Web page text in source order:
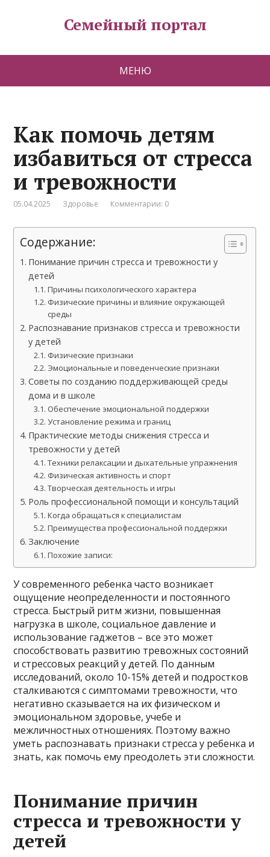
Семейный портал
МЕНЮ
Как помочь детям
избавиться от стресса
и тревожности
05.04.2025 Здоровье Комментарии: 0
Содержание:
Понимание причин стресса и тревожности у
детей
Причины психологического характера
Физические причины и влияние окружающей
среды
Распознавание признаков стресса и тревожности
у детей
Физические признаки
Эмоциональные и поведенческие признаки
Советы по созданию поддерживающей среды
дома и в школе
Обеспечение эмоциональной поддержки
Установление режима и границ
Практические методы снижения стресса и
тревожности у детей
Техники релаксации и дыхательные упражнения
Физическая активность и спорт
Творческая деятельность и игры
Роль профессиональной помощи и консультаций
Когда обращаться к специалистам
Преимущества профессиональной поддержки
Заключение
Похожие записи:
У современного ребенка часто возникает
ощущение неопределенности и постоянного
стресса. Быстрый ритм жизни, повышенная
нагрузка в школе, социальное давление и
использование гаджетов – все это может
способствовать развитию тревожных состояний
и стрессовых реакций у детей. По данным
исследований, около 10-15% детей и подростков
сталкиваются с симптомами тревожности, что
негативно сказывается на их физическом и
эмоциональном здоровье, учебе и
межличностных отношениях. Поэтому важно
уметь распознавать признаки стресса у ребенка и
знать, как помочь ему преодолеть эти сложности.
Понимание причин
стресса и тревожности у
детей